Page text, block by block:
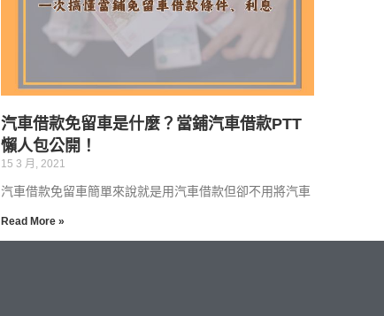
汽車借款免留車是什麼？當鋪汽車借款PTT
懶人包公開！
15 3 月, 2021
汽車借款免留車簡單來說就是用汽車借款但卻不用將汽車
Read More »